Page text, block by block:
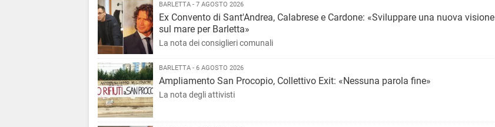
BARLETTA - 7 AGOSTO 2026
Ex Convento di Sant'Andrea, Calabrese e Cardone: «Sviluppare una nuova visione
sul mare per Barletta»
La nota dei consiglieri comunali
BARLETTA - 6 AGOSTO 2026
Ampliamento San Procopio, Collettivo Exit: «Nessuna parola fine»
La nota degli attivisti